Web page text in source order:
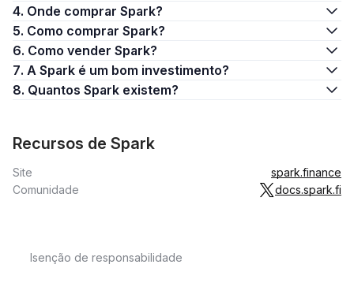
4. Onde comprar Spark?
5. Como comprar Spark?
6. Como vender Spark?
7. A Spark é um bom investimento?
8. Quantos Spark existem?
Recursos de Spark
Site
spark.finance
Comunidade
docs.spark.fi
Isenção de responsabilidade